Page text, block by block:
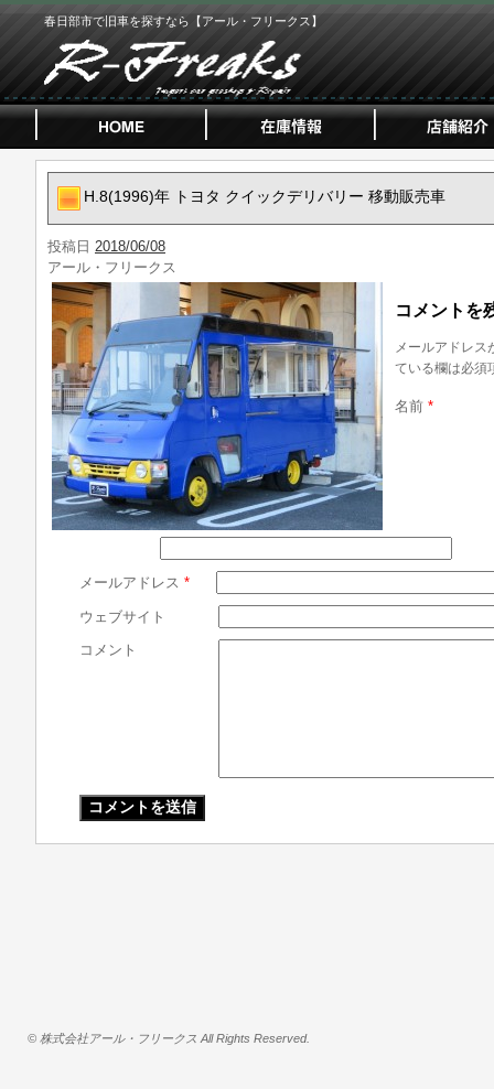
春日部市で旧車を探すなら【アール・フリークス】
H.8(1996)年 トヨタ クイックデリバリー 移動販売車
投稿日 2018/06/08
アール・フリークス
コメントを
メールアドレス
ている欄は必須
名前 *
メールアドレス *
ウェブサイト
コメント
© 株式会社アール・フリークス All Rights Reserved.